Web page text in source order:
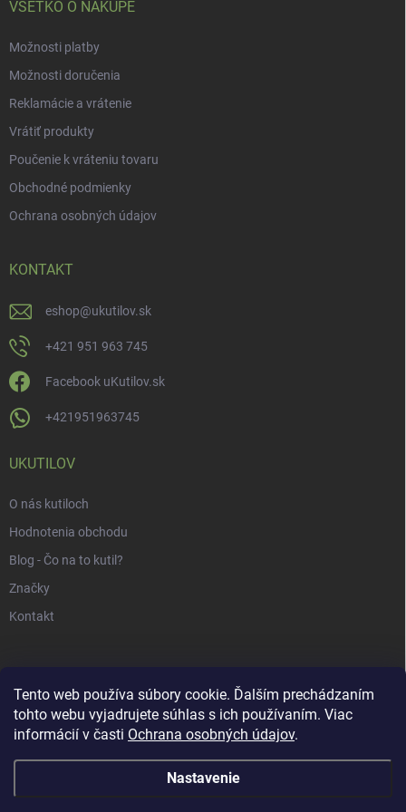
Tento web používa súbory cookie. Ďalším prechádzaním
tohto webu vyjadrujete súhlas s ich používaním. Viac
informácií v časti Ochrana osobných údajov.
Nastavenie
VŠETKO O NÁKUPE
Možnosti platby
Možnosti doručenia
Reklamácie a vrátenie
Vrátiť produkty
Poučenie k vráteniu tovaru
Obchodné podmienky
Ochrana osobných údajov
KONTAKT
eshop@ukutilov.sk
+421 951 963 745
Facebook uKutilov.sk
+421951963745
UKUTILOV
O nás kutiloch
Hodnotenia obchodu
Blog - Čo na to kutil?
Značky
Kontakt